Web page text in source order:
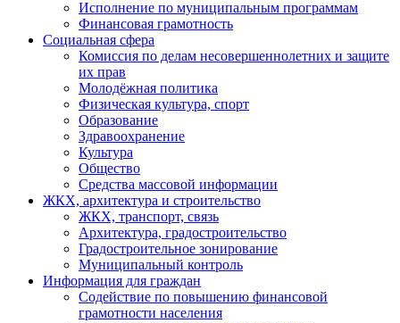
Исполнение по муниципальным программам
Финансовая грамотность
Социальная сфера
Комиссия по делам несовершеннолетних и защите
их прав
Молодёжная политика
Физическая культура, спорт
Образование
Здравоохранение
Культура
Общество
Средства массовой информации
ЖКХ, архитектура и строительство
ЖКХ, транспорт, связь
Архитектура, градостроительство
Градостроительное зонирование
Муниципальный контроль
Информация для граждан
Содействие по повышению финансовой
грамотности населения